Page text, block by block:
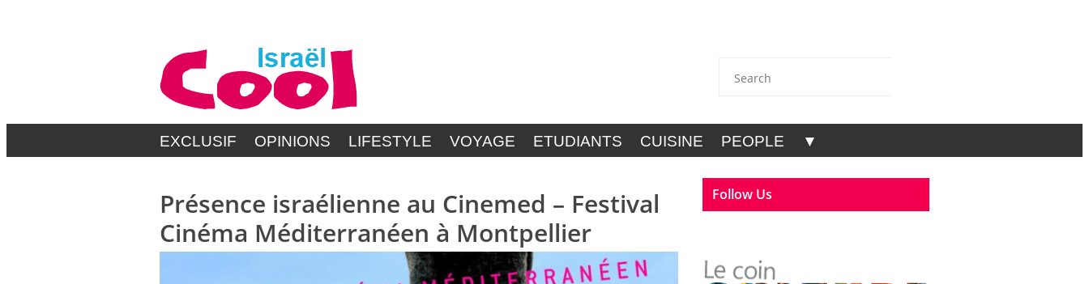
EXCLUSIF OPINIONS LIFESTYLE VOYAGE ETUDIANTS CUISINE PEOPLE ▼
Présence israélienne au Cinemed – Festival
Cinéma Méditerranéen à Montpellier
Follow Us